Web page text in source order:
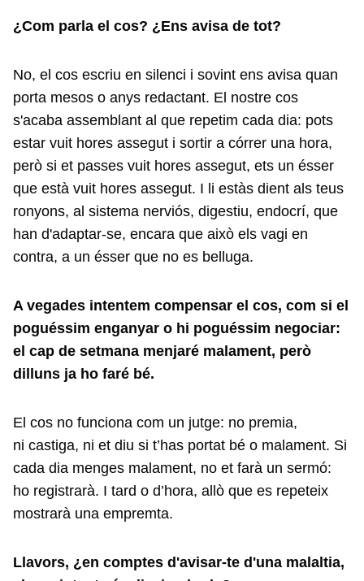
¿Com parla el cos? ¿Ens avisa de tot?
No, el cos escriu en silenci i sovint ens avisa quan
porta mesos o anys redactant. El nostre cos
s'acaba assemblant al que repetim cada dia: pots
estar vuit hores assegut i sortir a córrer una hora,
però si et passes vuit hores assegut, ets un ésser
que està vuit hores assegut. I li estàs dient als teus
ronyons, al sistema nerviós, digestiu, endocrí, que
han d'adaptar-se, encara que això els vagi en
contra, a un ésser que no es belluga.
A vegades intentem compensar el cos, com si el
poguéssim enganyar o hi poguéssim negociar:
el cap de setmana menjaré malament, però
dilluns ja ho faré bé.
El cos no funciona com un jutge: no premia,
ni castiga, ni et diu si t’has portat bé o malament. Si
cada dia menges malament, no et farà un sermó:
ho registrarà. I tard o d’hora, allò que es repeteix
mostrarà una empremta.
Llavors, ¿en comptes d'avisar-te d'una malaltia,